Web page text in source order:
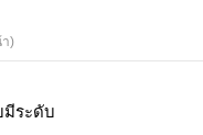
)
บมีระดับ